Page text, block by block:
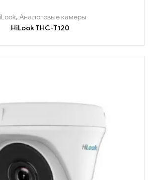
, Аналоговые камеры
HiLook THC-T120